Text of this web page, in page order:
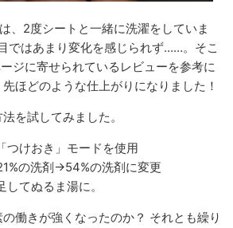
、2度シートと一緒に洗濯をしていま
ではあまり変化を感じられず……。そこ
ジに寄せられているレビューを参考に
ほどのような仕上がりになりました！
を試してみました。
けおき」モードを使用
の洗剤→54%の洗剤に変更
てぬるま湯に。
働きが強くなったのか？ それとも繰り